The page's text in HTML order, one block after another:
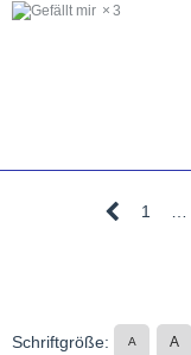
3
1
Schriftgröße: A A